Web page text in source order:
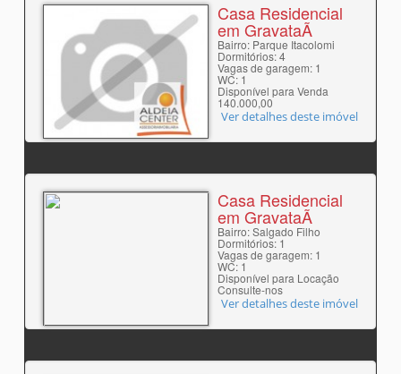
Casa Residencial
em GravataÃ­
Bairro: Parque Itacolomi
Dormitórios: 4
Vagas de garagem: 1
WC: 1
Disponível para Venda
140.000,00
Ver detalhes deste imóvel
Casa Residencial
em GravataÃ­
Bairro: Salgado Filho
Dormitórios: 1
Vagas de garagem: 1
WC: 1
Disponível para Locação
Consulte-nos
Ver detalhes deste imóvel